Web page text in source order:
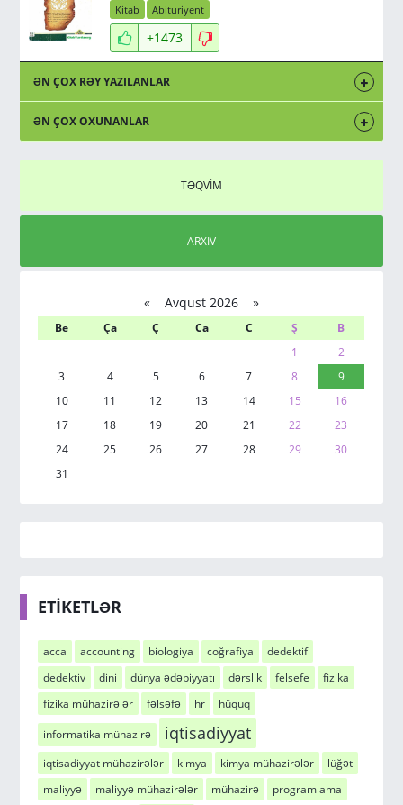
Kitab Abituriyent
+1473
ƏN ÇOX RƏY YAZILANLAR
ƏN ÇOX OXUNANLAR
TƏQVİM
ARXIV
«Avqust 2026 »
Be Ça Ç Ca C Ş
B
1
2
3
4 5 6 7 8
9
10
11 12 13 14 15
16
17
18 19 20 21 22
23
24
25 26 27 28 29
30
31
ETİKETLƏR
acca accounting biologiya coğrafiya
dedektif
dedektiv
dini dünya ədəbiyyatı dərslik felsefe
fizika
fizika mühazirələr
fəlsəfə hr hüquq
informatika mühazirə iqtisadiyyat
iqtisadiyyat mühazirələr kimya kimya mühazirələr
lüğət
maliyyə
maliyyə mühazirələr mühazirə
programlama